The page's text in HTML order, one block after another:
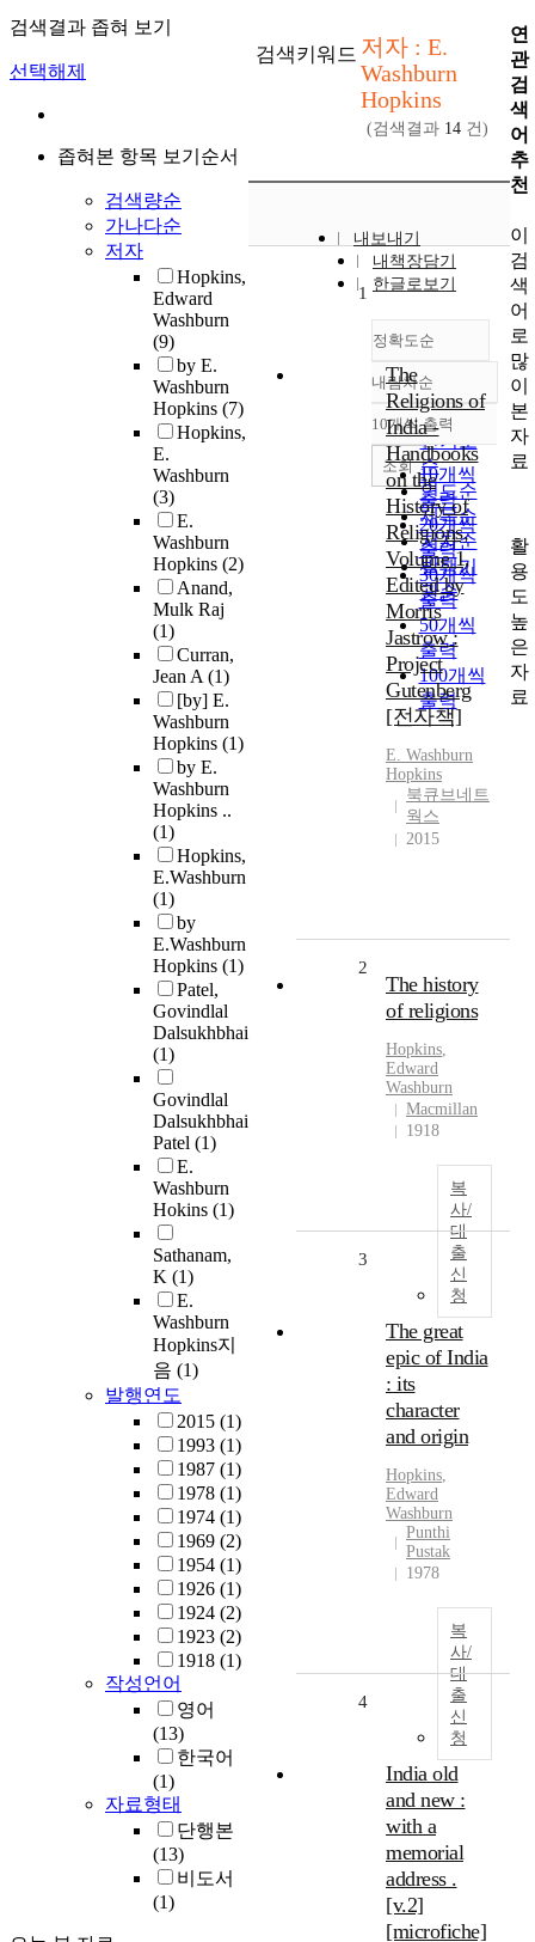
검색결과 좁혀 보기
선택해제
좁혀본 항목 보기순서
검색량순
가나다순
저자
Hopkins,
Edward
Washburn
(9)
by E.
Washburn
Hopkins (7)
Hopkins,
E.
Washburn
(3)
E.
Washburn
Hopkins (2)
Anand,
Mulk Raj
(1)
Curran,
Jean A(1)
[by] E.
Washburn
Hopkins (1)
by E.
Washburn
Hopkins ..
(1)
Hopkins,
E.Washburn
(1)
by
E.Washburn
Hopkins (1)
Patel,
Govindlal
Dalsukhbhai
(1)
Govindlal
Dalsukhbhai
Patel (1)
E.
Washburn
Hokins (1)
Sathanam,
K (1)
E.
Washburn
Hopkins지
음 (1)
발행연도
2015 (1)
1993 (1)
1987 (1)
1978 (1)
1974 (1)
1969 (2)
1954 (1)
1926 (1)
1924 (2)
1923 (2)
1918 (1)
작성언어
영어
(13)
한국어
(1)
자료형태
단행본
(13)
비도서
(1)
검색키워드 저자 : E.
Washburn
Hopkins
(검색결과 14 건)
내보내기
내책장담기
한글로보기
정확도순
정확도
순
인기도
순
연도순
제목순
저자순
발행기
관순
내림차순
내림차순
10개씩 출력
10개씩
출력
20개씩
출력
30개씩
출력
50개씩
출력
100개씩
출력
조회
1
The
Religions of
India -
Handbooks
on the
History of
Religions,
Volume 1,
Edited by
Morris
Jastrow :
Project
Gutenberg
[전자책]
E. Washburn
Hopkins
북큐브네트
웍스
2015
2
The history
of religions
Hopkins,
Edward
Washburn
Macmillan
1918
복
사/
대
출
신
청
3
The great
epic of India
: its
character
and origin
Hopkins,
Edward
Washburn
Punthi
Pustak
1978
복
사/
대
출
신
청
4
India old
and new :
with a
memorial
address .
[v.2]
[microfiche]
연
관
검
색
어
추
천
이
검
색
어
로
많
이
본
자
료
활
용
도
높
은
자
료